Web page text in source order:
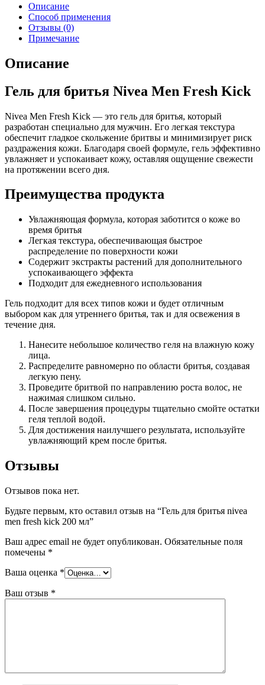
Описание
Способ применения
Отзывы (0)
Примечание
Описание
Гель для бритья Nivea Men Fresh Kick
Nivea Men Fresh Kick — это гель для бритья, который
разработан специально для мужчин. Его легкая текстура
обеспечит гладкое скольжение бритвы и минимизирует риск
раздражения кожи. Благодаря своей формуле, гель эффективно
увлажняет и успокаивает кожу, оставляя ощущение свежести
на протяжении всего дня.
Преимущества продукта
Увлажняющая формула, которая заботится о коже во
время бритья
Легкая текстура, обеспечивающая быстрое
распределение по поверхности кожи
Содержит экстракты растений для дополнительного
успокаивающего эффекта
Подходит для ежедневного использования
Гель подходит для всех типов кожи и будет отличным
выбором как для утреннего бритья, так и для освежения в
течение дня.
Нанесите небольшое количество геля на влажную кожу
лица.
Распределите равномерно по области бритья, создавая
легкую пену.
Проведите бритвой по направлению роста волос, не
нажимая слишком сильно.
После завершения процедуры тщательно смойте остатки
геля теплой водой.
Для достижения наилучшего результата, используйте
увлажняющий крем после бритья.
Отзывы
Отзывов пока нет.
Будьте первым, кто оставил отзыв на “Гель для бритья nivea
men fresh kick 200 мл”
Ваш адрес email не будет опубликован. Обязательные поля
помечены *
Ваша оценка *
Ваш отзыв *